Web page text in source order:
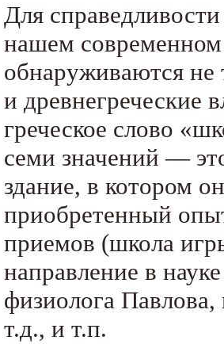
Для
нашем современном
обнаруживаются не
и древнегреческие
греческое слово «
семи значений —
здание, в котором
приобретенный
приемов (школа
направление в
физиолога
т.д., и т.п.